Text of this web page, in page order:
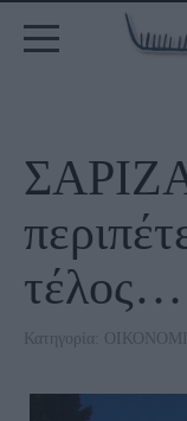
τέλος…
Κατηγορία: